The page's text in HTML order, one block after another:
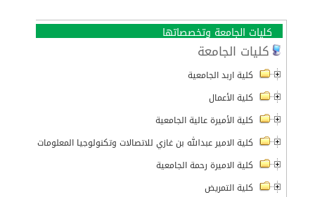
كليات الجامعة وتخصصاتها
كليات الجامعة
كلية اربد الجامعية
كلية الأعمال
كلية الأميرة عالية الجامعية
كلية الامير عبدالله بن غازي للاتصالات وتكنولوجيا المعلومات
كلية الاميرة رحمة الجامعية
كلية التمريض